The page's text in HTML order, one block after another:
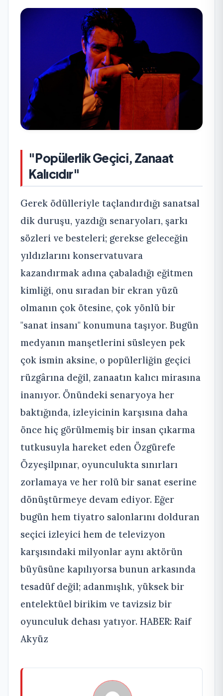
"Popülerlik Geçici, Zanaat
Kalıcıdır"
Gerek ödülleriyle taçlandırdığı sanatsal
dik duruşu, yazdığı senaryoları, şarkı
sözleri ve besteleri; gerekse geleceğin
yıldızlarını konservatuvara
kazandırmak adına çabaladığı eğitmen
kimliği, onu sıradan bir ekran yüzü
olmanın çok ötesine, çok yönlü bir
"sanat insanı" konumuna taşıyor. Bugün
medyanın manşetlerini süsleyen pek
çok ismin aksine, o popülerliğin geçici
rüzgârına değil, zanaatın kalıcı mirasına
inanıyor. Önündeki senaryoya her
baktığında, izleyicinin karşısına daha
önce hiç görülmemiş bir insan çıkarma
tutkusuyla hareket eden Özgürefe
Özyeşilpınar, oyunculukta sınırları
zorlamaya ve her rolü bir sanat eserine
dönüştürmeye devam ediyor. Eğer
bugün hem tiyatro salonlarını dolduran
seçici izleyici hem de televizyon
karşısındaki milyonlar aynı aktörün
büyüsüne kapılıyorsa bunun arkasında
tesadüf değil; adanmışlık, yüksek bir
entelektüel birikim ve tavizsiz bir
oyunculuk dehası yatıyor. HABER: Raif
Akyüz